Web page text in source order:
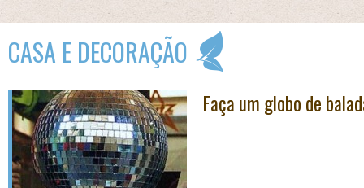
CASA E DECORAÇÃO
Faça um globo de